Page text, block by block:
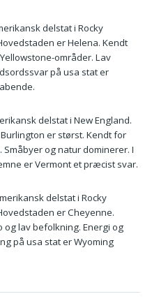
delstat i Rocky
er Helena. Kendt
områder. Lav
på usa stat er
delstat i New England.
er størst. Kendt for
og natur dominerer. I
er Vermont et præcist svar.
delstat i Rocky
er Cheyenne.
og lav befolkning. Energi og
på usa stat er Wyoming